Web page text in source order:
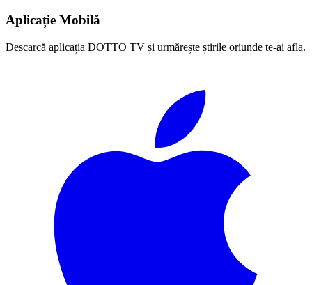
Aplicație Mobilă
Descarcă aplicația DOTTO TV și urmărește știrile oriunde te-ai afla.